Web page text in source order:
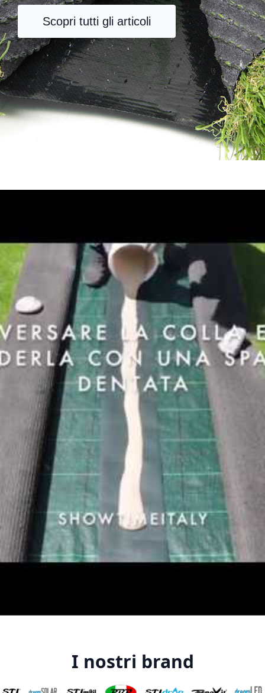
Scopri tutti gli articoli
I nostri brand